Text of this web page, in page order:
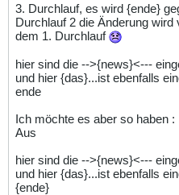
3. Durchlauf, es wird {ende}
Durchlauf 2 die Änderung
dem 1. Durchlauf
hier sind die -->{news}<---
und hier {das}...ist ebenfalls
ende
Ich möchte es aber so haben :
Aus
hier sind die -->{news}<---
und hier {das}...ist ebenfalls
{ende}